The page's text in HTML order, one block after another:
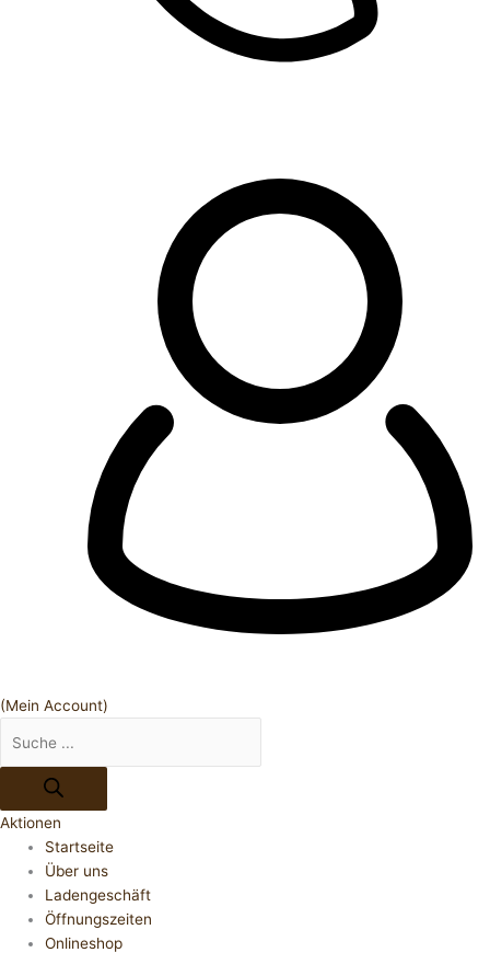
(Mein Account)
Aktionen
Startseite
Über uns
Ladengeschäft
Öffnungszeiten
Onlineshop